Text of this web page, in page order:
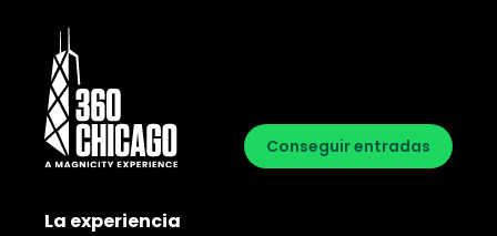
Conseguir entradas
La experiencia